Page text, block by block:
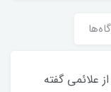
علائمی گفته